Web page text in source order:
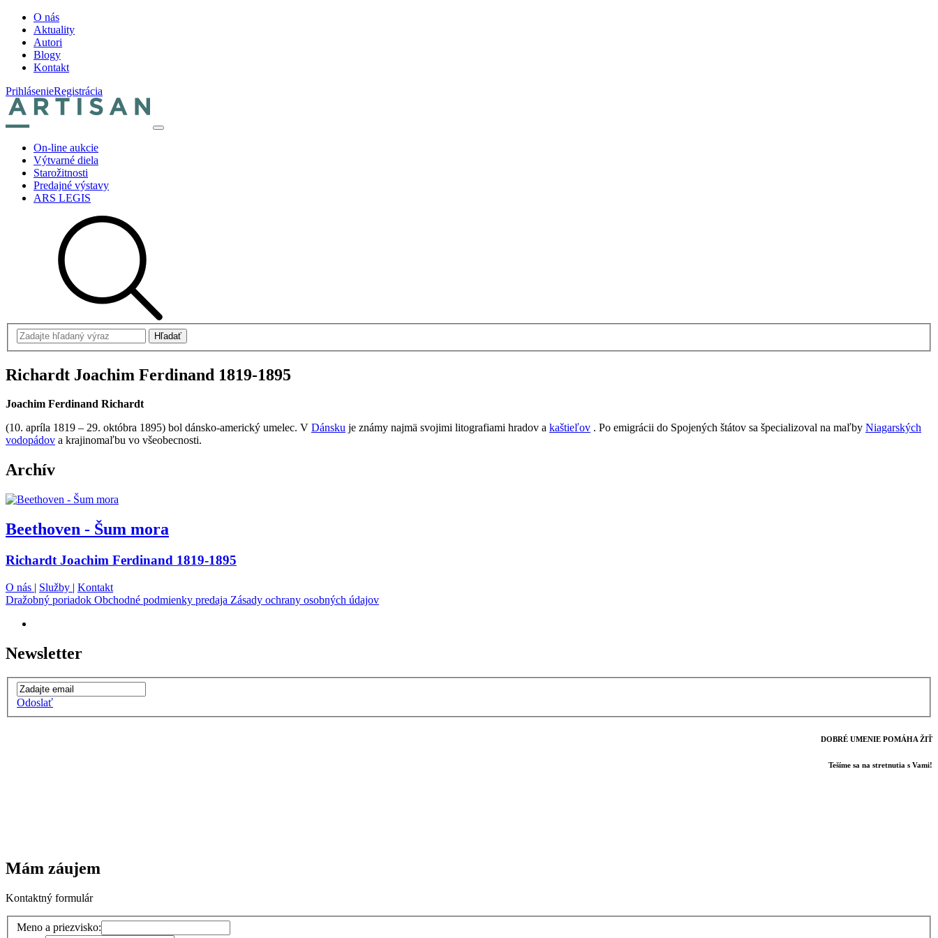
O nás
Aktuality
Autori
Blogy
Kontakt
PrihlásenieRegistrácia
On-line aukcie
Výtvarné diela
Starožitnosti
Predajné výstavy
ARS LEGIS
Richardt Joachim Ferdinand 1819-1895
Joachim Ferdinand Richardt
(10. apríla 1819 – 29. októbra 1895) bol dánsko-americký umelec. V Dánsku je známy najmä svojimi litografiami hradov a kaštieľov . Po emigrácii do Spojených štátov sa špecializoval na maľby Niagarských
vodopádov a krajinomaľbu vo všeobecnosti.
Archív
Beethoven - Šum mora
Richardt Joachim Ferdinand 1819-1895
O nás | Služby | Kontakt
Dražobný poriadok Obchodné podmienky predaja Zásady ochrany osobných údajov
Newsletter
Odoslať
DOBRÉ UMENIE POMÁHA ŽIŤ
Tešíme sa na stretnutia s Vami!
Mám záujem
Kontaktný formulár
Meno a priezvisko: